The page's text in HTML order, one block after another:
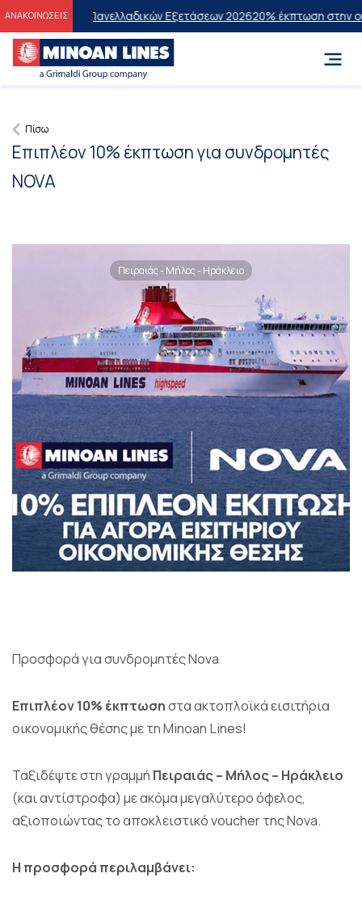
ΑΝΑΚΟΙΝΩΣΕΙΣτων Πανελλαδικών Εξετάσεων 202620% έκπτωση στην
Πίσω
Επιπλέον 10% έκπτωση για συνδρομητές
NOVA
Πειραιάς - Μήλος - Ηράκλειο
Προσφορά για συνδρομητές Nova
Επιπλέον 10% έκπτωσηστα ακτοπλοϊκά εισιτήρια
οικονομικής θέσης με τη Minoan Lines!
Ταξιδέψτε στη γραμμή Πειραιάς – Μήλος – Ηράκλειο
(και αντίστροφα) με ακόμα μεγαλύτερο όφελος,
αξιοποιώντας το αποκλειστικό voucher της Nova.
Η προσφορά περιλαμβάνει: